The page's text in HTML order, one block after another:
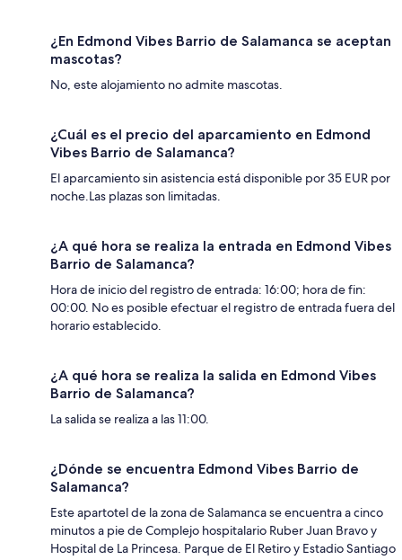
¿En Edmond Vibes Barrio de Salamanca se aceptan
mascotas?
No, este alojamiento no admite mascotas.
¿Cuál es el precio del aparcamiento en Edmond
Vibes Barrio de Salamanca?
El aparcamiento sin asistencia está disponible por 35 EUR por
noche.Las plazas son limitadas.
¿A qué hora se realiza la entrada en Edmond Vibes
Barrio de Salamanca?
Hora de inicio del registro de entrada: 16:00; hora de fin:
00:00. No es posible efectuar el registro de entrada fuera del
horario establecido.
¿A qué hora se realiza la salida en Edmond Vibes
Barrio de Salamanca?
La salida se realiza a las 11:00.
¿Dónde se encuentra Edmond Vibes Barrio de
Salamanca?
Este apartotel de la zona de Salamanca se encuentra a cinco
minutos a pie de Complejo hospitalario Ruber Juan Bravo y
Hospital de La Princesa. Parque de El Retiro y Estadio Santiago